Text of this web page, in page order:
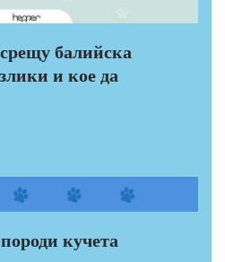
балийска
и кое да
кучета